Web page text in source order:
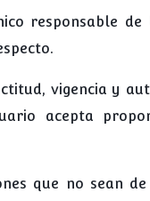
responsable
vigencia y
acepta
que no sean